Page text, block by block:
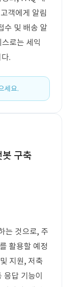
객에게 알림
수 및 배송 알
로는 세익
.
세요.
구축
는 것으로, 주
활용할 예정
지원, 저축
답 기능이